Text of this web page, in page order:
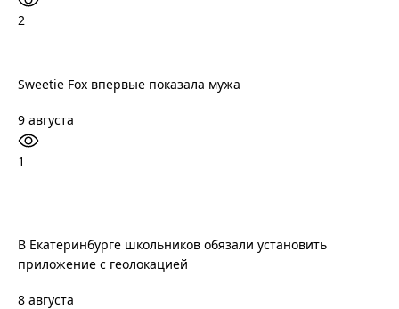
2
Sweetie Fox впервые показала мужа
9 августа
1
В Екатеринбурге школьников обязали установить
приложение с геолокацией
8 августа